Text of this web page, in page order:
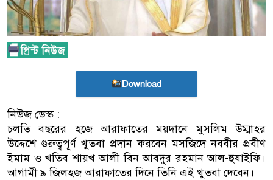
Download
নিউজ ডেস্ক :
চলতি বছরের হজে আরাফাতের ময়দানে মুসলিম উম্মাহর
উদ্দেশে গুরুত্বপূর্ণ খুতবা প্রদান করবেন মসজিদে নববীর প্রবীণ
ইমাম ও খতিব শায়খ আলী বিন আবদুর রহমান আল-হুযাইফি।
আগামী ৯ জিলহজ আরাফাতের দিনে তিনি এই খুতবা দেবেন।